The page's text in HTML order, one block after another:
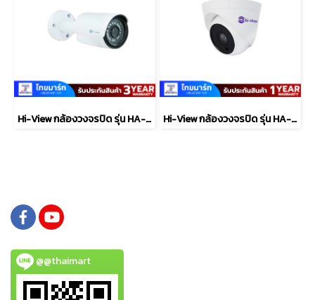
Hi-View กล้องวงจรปิด รุ่น HA-524B20E Hi-View กล้องวงจรปิด รุ่น HA-614D20H
@@thaimart